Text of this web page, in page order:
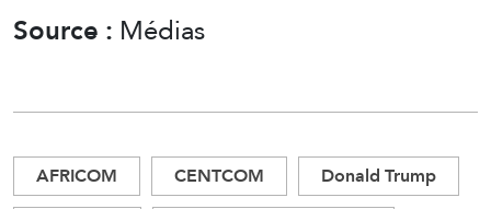
Source : Médias
AFRICOM CENTCOM
Donald Trump